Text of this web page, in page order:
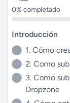
0% completado
Introducción
1. Cómo
2. Como
3. Como
Dropzone